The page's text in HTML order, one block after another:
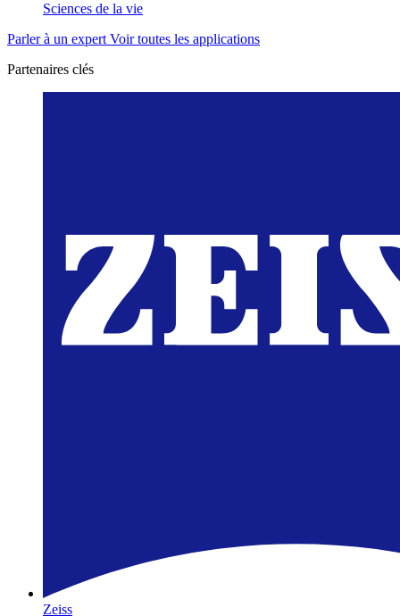
Sciences de la vie
Parler à un expert Voir toutes les applications
Partenaires clés
Zeiss